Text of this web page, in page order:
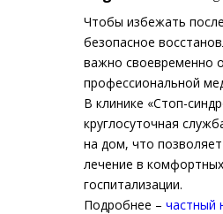
Чтобы избежать
безопасное
важно своевременно
профессиональной
В клинике «Стоп-
круглосуточная
на дом, что
лечение в
госпитализации.
Подробнее – частный